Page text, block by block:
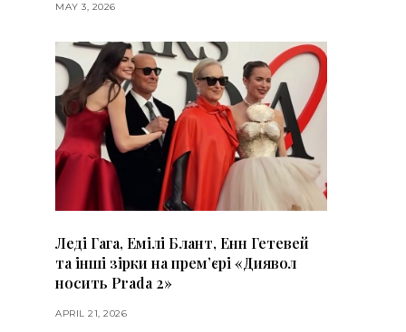
MAY 3, 2026
Леді Гага, Емілі Блант, Енн Гетевей
та інші зірки на премʼєрі «Диявол
носить Prada 2»
APRIL 21, 2026